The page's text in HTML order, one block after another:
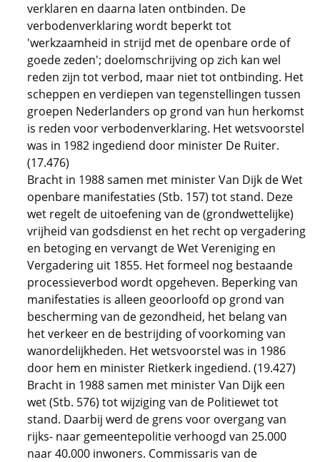
verklaren en daarna laten ontbinden. De
verbodenverklaring wordt beperkt tot
'werkzaamheid in strijd met de openbare orde of
goede zeden'; doelomschrijving op zich kan wel
reden zijn tot verbod, maar niet tot ontbinding. Het
scheppen en verdiepen van tegenstellingen tussen
groepen Nederlanders op grond van hun herkomst
is reden voor verbodenverklaring. Het wetsvoorstel
was in 1982 ingediend door minister De Ruiter.
(17.476)
Bracht in 1988 samen met minister Van Dijk de Wet
openbare manifestaties (Stb. 157) tot stand. Deze
wet regelt de uitoefening van de (grondwettelijke)
vrijheid van godsdienst en het recht op vergadering
en betoging en vervangt de Wet Vereniging en
Vergadering uit 1855. Het formeel nog bestaande
processieverbod wordt opgeheven. Beperking van
manifestaties is alleen geoorloofd op grond van
bescherming van de gezondheid, het belang van
het verkeer en de bestrijding of voorkoming van
wanordelijkheden. Het wetsvoorstel was in 1986
door hem en minister Rietkerk ingediend. (19.427)
Bracht in 1988 samen met minister Van Dijk een
wet (Stb. 576) tot wijziging van de Politiewet tot
stand. Daarbij werd de grens voor overgang van
rijks- naar gemeentepolitie verhoogd van 25.000
naar 40.000 inwoners. Commissaris van de